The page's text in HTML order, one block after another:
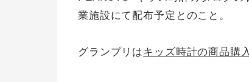
業施設にて配布予定とのこと。
グランプリはキッズ時計の商品購